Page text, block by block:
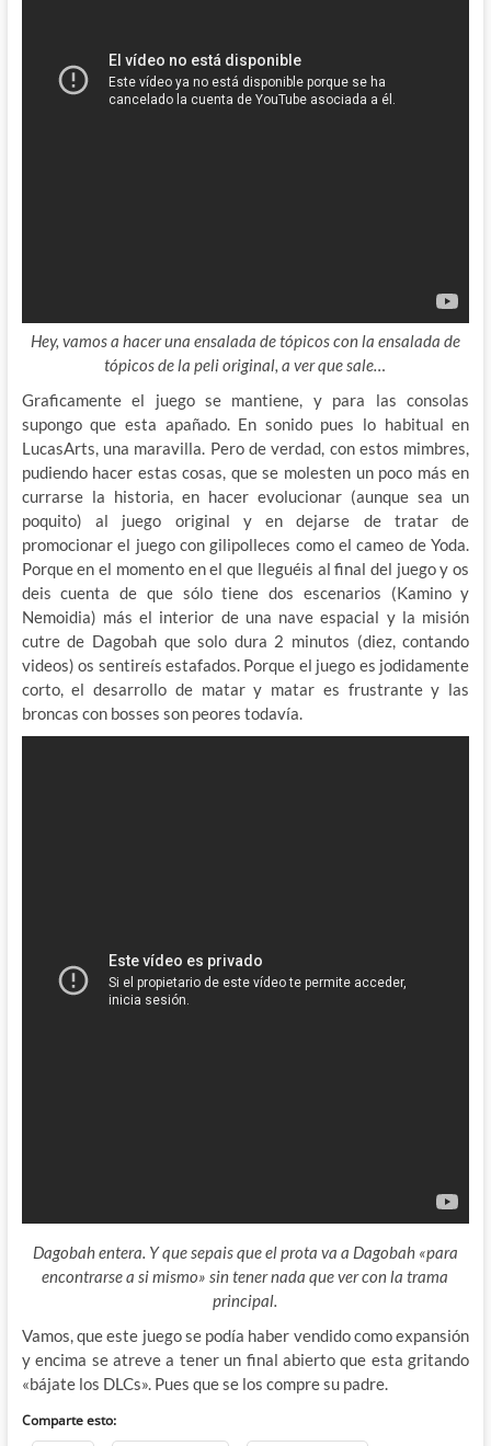
Hey, vamos a hacer una ensalada de tópicos con la ensalada de
tópicos de la peli original, a ver que sale…
Graficamente el juego se mantiene, y para las consolas
supongo que esta apañado. En sonido pues lo habitual en
LucasArts, una maravilla. Pero de verdad, con estos mimbres,
pudiendo hacer estas cosas, que se molesten un poco más en
currarse la historia, en hacer evolucionar (aunque sea un
poquito) al juego original y en dejarse de tratar de
promocionar el juego con gilipolleces como el cameo de Yoda.
Porque en el momento en el que lleguéis al final del juego y os
deis cuenta de que sólo tiene dos escenarios (Kamino y
Nemoidia) más el interior de una nave espacial y la misión
cutre de Dagobah que solo dura 2 minutos (diez, contando
videos) os sentireís estafados. Porque el juego es jodidamente
corto, el desarrollo de matar y matar es frustrante y las
broncas con bosses son peores todavía.
Dagobah entera. Y que sepais que el prota va a Dagobah «para
encontrarse a si mismo» sin tener nada que ver con la trama
principal.
Vamos, que este juego se podía haber vendido como expansión
y encima se atreve a tener un final abierto que esta gritando
«bájate los DLCs». Pues que se los compre su padre.
Comparte esto: